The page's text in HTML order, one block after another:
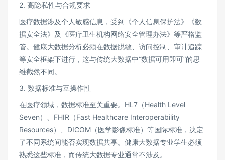
2. 高隐私性与合规要求
医疗数据涉及个人敏感信息，受到《个人信息保护法》《数
据安全法》及《医疗卫生机构网络安全管理办法》等严格监
管。健康大数据分析必须在数据脱敏、访问控制、审计追踪
等安全框架下进行，这与传统大数据中“数据可用即可”的思
维截然不同。
3. 数据标准与互操作性
在医疗领域，数据标准至关重要。HL7（Health Level
Seven）、FHIR（Fast Healthcare Interoperability
Resources）、DICOM（医学影像标准）等国际标准，决定
了不同系统间能否实现数据共享。健康大数据专业学生必须
熟悉这些标准，而传统大数据专业通常不涉及。